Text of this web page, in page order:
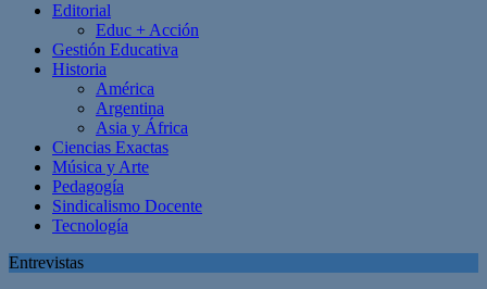
Editorial
Educ + Acción
Gestión Educativa
Historia
América
Argentina
Asia y África
Ciencias Exactas
Música y Arte
Pedagogía
Sindicalismo Docente
Tecnología
Entrevistas